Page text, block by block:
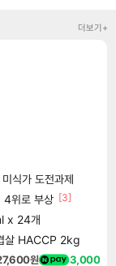
더보기+
식가 도전과제
위로 부상 [3]
x 24개
살 HACCP 2kg
원 3,000